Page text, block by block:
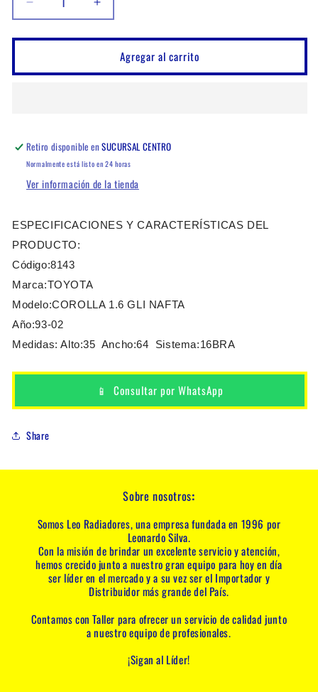
Reducir
cantidad
para
AUTOMATICO
Aumentar
cantidad
para
RADIADOR
TOYOTA
AUTOMATICO
Agregar al carrito
Retiro disponible enSUCURSAL CENTRO
Normalmente está listo en 24 horas
Ver información de la tienda
ESPECIFICACIONES Y CARACTERÍSTICAS DEL
PRODUCTO:
Código:8143
Marca:TOYOTA
Modelo:COROLLA 1.6 GLI NAFTA
Año:93-02
Medidas: Alto:35 Ancho:64 Sistema:16BRA
📱 Consultar por WhatsApp
Share
Sobre nosotros:
Somos Leo Radiadores, una empresa fundada en 1996 por
Leonardo Silva.
Con la misión de brindar un excelente servicio y atención,
hemos crecido junto a nuestro gran equipo para hoy en día
ser líder en el mercado y a su vez ser el Importador y
Distribuidor más grande del País.
Contamos con Taller para ofrecer un servicio de calidad junto
a nuestro equipo de profesionales.
¡Sigan al Líder!